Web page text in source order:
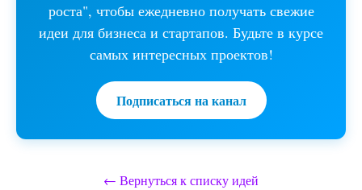
роста", чтобы ежедневно получать свежие
идеи для бизнеса и стартапов. Будьте в курсе
самых интересных проектов!
Подписаться на канал
← Вернуться к списку идей